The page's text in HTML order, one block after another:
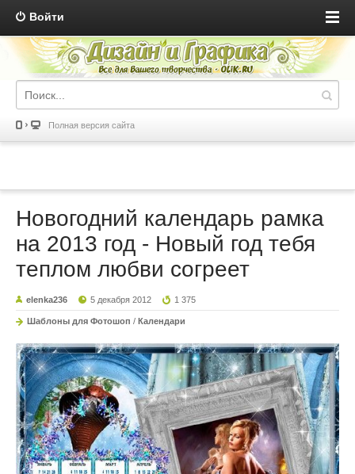
Войти
Полная версия сайта
Новогодний календарь рамка
на 2013 год - Новый год тебя
теплом любви согреет
elenka236 5 декабря 2012 1 375
Шаблоны для Фотошоп / Календари